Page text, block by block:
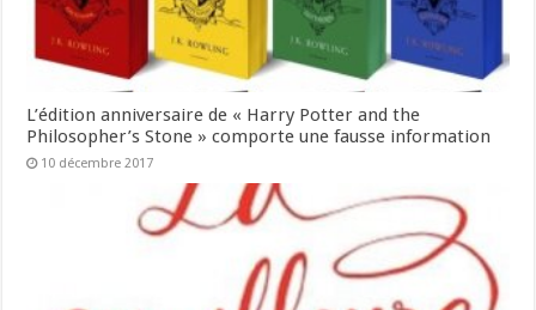
L’édition anniversaire de « Harry Potter and the
Philosopher’s Stone » comporte une fausse information
10 décembre 2017